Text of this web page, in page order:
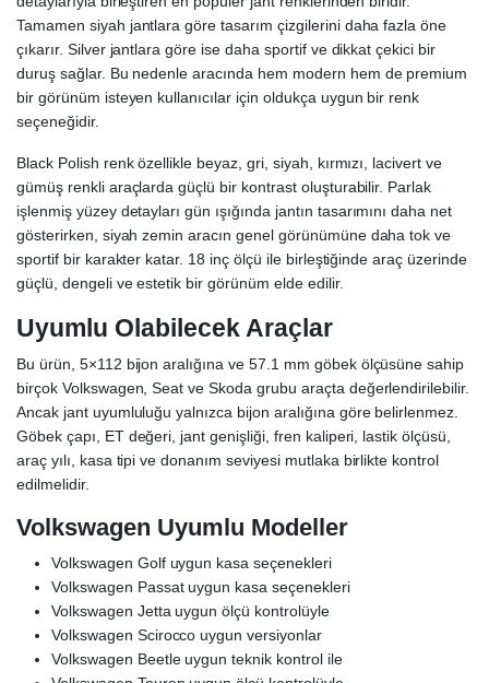
Tamamen siyah jantlara göre tasarım çizgilerini daha fazla öne
çıkarır. Silver jantlara göre ise daha sportif ve dikkat çekici bir
duruş sağlar. Bu nedenle aracında hem modern hem de premium
bir görünüm isteyen kullanıcılar için oldukça uygun bir renk
seçeneğidir.
Black Polish renk özellikle beyaz, gri, siyah, kırmızı, lacivert ve
gümüş renkli araçlarda güçlü bir kontrast oluşturabilir. Parlak
işlenmiş yüzey detayları gün ışığında jantın tasarımını daha net
gösterirken, siyah zemin aracın genel görünümüne daha tok ve
sportif bir karakter katar. 18 inç ölçü ile birleştiğinde araç üzerinde
güçlü, dengeli ve estetik bir görünüm elde edilir.
Uyumlu Olabilecek Araçlar
Bu ürün, 5×112 bijon aralığına ve 57.1 mm göbek ölçüsüne sahip
birçok Volkswagen, Seat ve Skoda grubu araçta değerlendirilebilir.
Ancak jant uyumluluğu yalnızca bijon aralığına göre belirlenmez.
Göbek çapı, ET değeri, jant genişliği, fren kaliperi, lastik ölçüsü,
araç yılı, kasa tipi ve donanım seviyesi mutlaka birlikte kontrol
edilmelidir.
Volkswagen Uyumlu Modeller
Volkswagen Golf uygun kasa seçenekleri
Volkswagen Passat uygun kasa seçenekleri
Volkswagen Jetta uygun ölçü kontrolüyle
Volkswagen Scirocco uygun versiyonlar
Volkswagen Beetle uygun teknik kontrol ile